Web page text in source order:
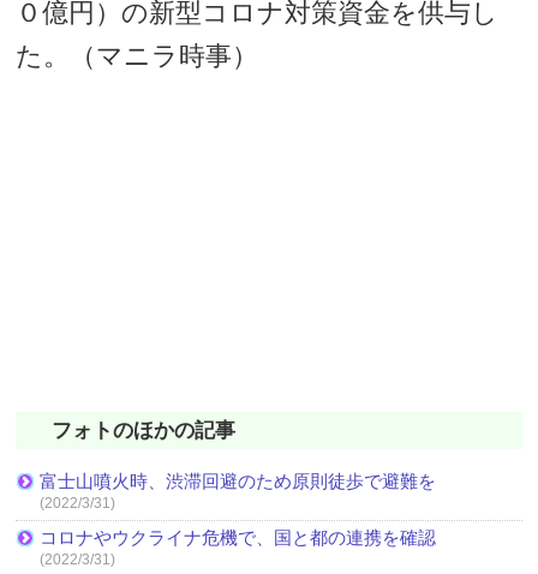
０億円）の新型コロナ対策資金を供与し
た。（マニラ時事）
フォトのほかの記事
富士山噴火時、渋滞回避のため原則徒歩で避難を
(2022/3/31)
コロナやウクライナ危機で、国と都の連携を確認
(2022/3/31)